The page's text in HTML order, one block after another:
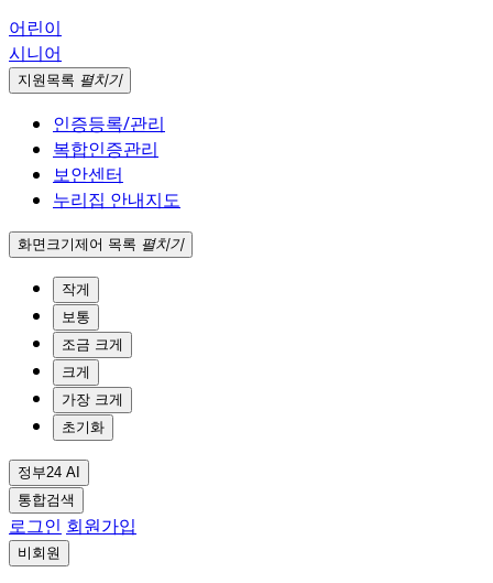
어린이
시니어
지원 목록 펼치기
인증등록/관리
복합인증관리
보안센터
누리집 안내지도
화면크기제어 목록 펼치기
작게
보통
조금 크게
크게
가장 크게
초기화
정부24 AI
통합검색
로그인 회원가입
비회원